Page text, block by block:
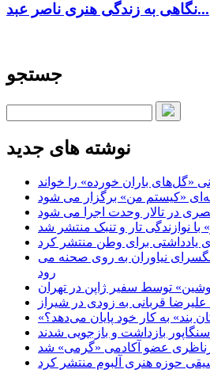
نگاهی به زندگی هنری ناصر عبد...
جستجو
نوشته های جدید
«گل‌های باران خورده» را خواند
«کیستم من» برگزار می شود
در تالار وحدت اجرا می شود
با نوازندگی تار و تنبک منتشر شد
یادداشتی برای وطن منتشر کرد
نیاوران به روی صحنه می
رود
توسط سفیر ژاپن در تهران
قربانی به زودی در شیراز
بند» به کار خود پایان می‌دهد؟
بازداشت و بازجویی شدند
عضو آکادمی «گرمی» شد
حوزه هنری آلبوم منتشر کرد